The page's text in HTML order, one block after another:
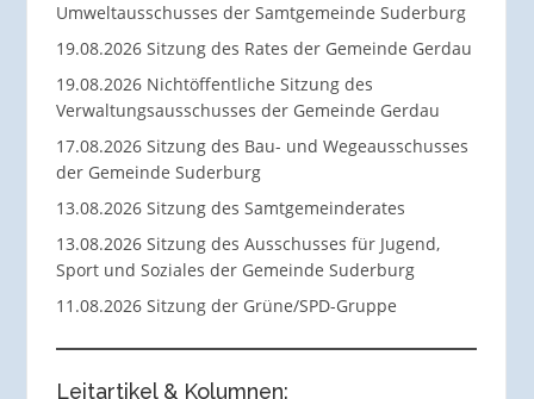
Umweltausschusses der Samtgemeinde Suderburg
19.08.2026 Sitzung des Rates der Gemeinde Gerdau
19.08.2026 Nichtöffentliche Sitzung des
Verwaltungsausschusses der Gemeinde Gerdau
17.08.2026 Sitzung des Bau- und Wegeausschusses
der Gemeinde Suderburg
13.08.2026 Sitzung des Samtgemeinderates
13.08.2026 Sitzung des Ausschusses für Jugend,
Sport und Soziales der Gemeinde Suderburg
11.08.2026 Sitzung der Grüne/SPD-Gruppe
Leitartikel & Kolumnen: